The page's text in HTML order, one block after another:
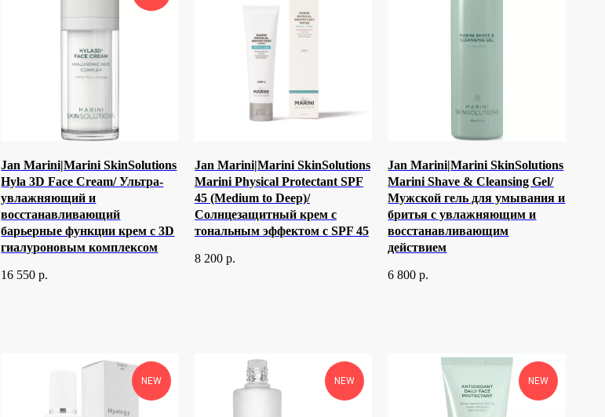
Jan Marini|Marini SkinSolutions
Hyla 3D Face Cream/ Ультра-
увлажняющий и
восстанавливающий
барьерные функции крем с 3D
гиалуроновым комплексом
16 550 р.
Jan Marini|Marini SkinSolutions
Marini Physical Protectant SPF
45 (Medium to Deep)/
Солнцезащитный крем с
тональным эффектом с SPF 45
8 200 р.
Jan Marini|Marini SkinSolutions
Marini Shave & Cleansing Gel/
Мужской гель для умывания и
бритья с увлажняющим и
восстанавливающим
действием
6 800 р.
NEW NEW NEW